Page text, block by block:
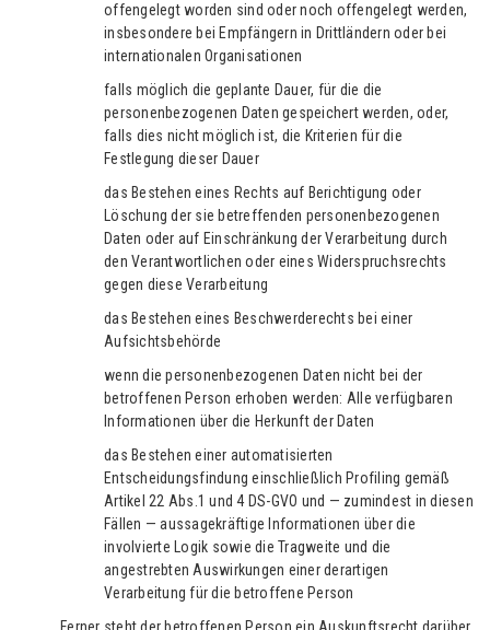
offengelegt worden sind oder noch offengelegt werden,
insbesondere bei Empfängern in Drittländern oder bei
internationalen Organisationen
falls möglich die geplante Dauer, für die die
personenbezogenen Daten gespeichert werden, oder,
falls dies nicht möglich ist, die Kriterien für die
Festlegung dieser Dauer
das Bestehen eines Rechts auf Berichtigung oder
Löschung der sie betreffenden personenbezogenen
Daten oder auf Einschränkung der Verarbeitung durch
den Verantwortlichen oder eines Widerspruchsrechts
gegen diese Verarbeitung
das Bestehen eines Beschwerderechts bei einer
Aufsichtsbehörde
wenn die personenbezogenen Daten nicht bei der
betroffenen Person erhoben werden: Alle verfügbaren
Informationen über die Herkunft der Daten
das Bestehen einer automatisierten
Entscheidungsfindung einschließlich Profiling gemäß
Artikel 22 Abs.1 und 4 DS-GVO und — zumindest in diesen
Fällen — aussagekräftige Informationen über die
involvierte Logik sowie die Tragweite und die
angestrebten Auswirkungen einer derartigen
Verarbeitung für die betroffene Person